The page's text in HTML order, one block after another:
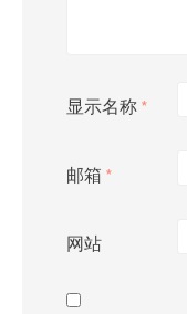
显示名称 *
邮箱 *
网站